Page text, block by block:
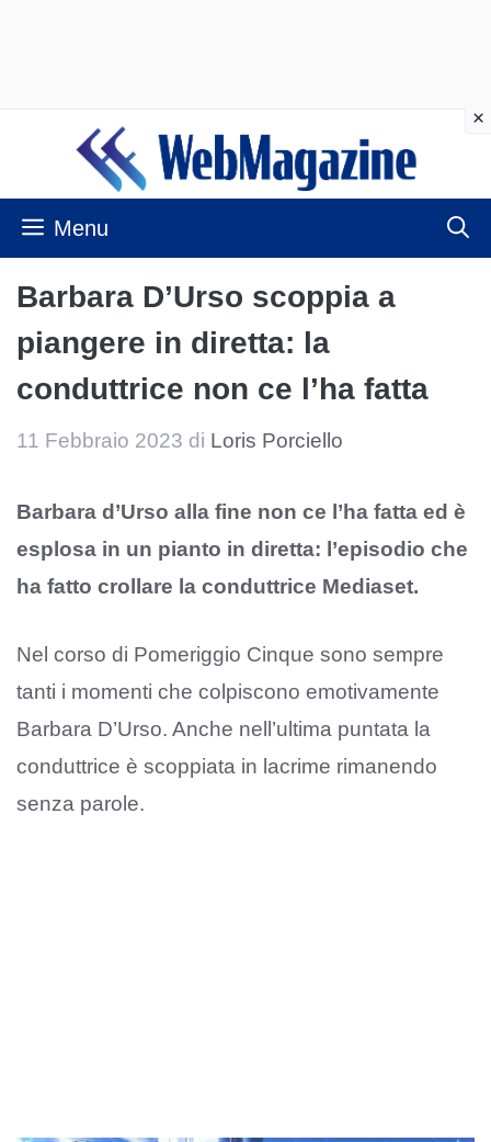
contenuto
Menu
Barbara D’Urso scoppia a
piangere in diretta: la
conduttrice non ce l’ha fatta
11 Febbraio 2023 di Loris Porciello
Barbara d’Urso alla fine non ce l’ha fatta ed è
esplosa in un pianto in diretta: l’episodio che
ha fatto crollare la conduttrice Mediaset.
Nel corso di Pomeriggio Cinque sono sempre
tanti i momenti che colpiscono emotivamente
Barbara D’Urso. Anche nell’ultima puntata la
conduttrice è scoppiata in lacrime rimanendo
senza parole.